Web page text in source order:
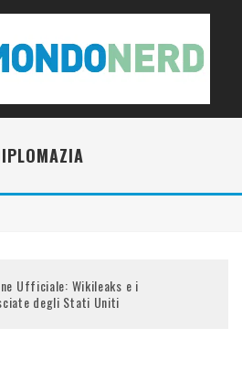
Ufficiale: Wikileaks e i
degli Stati Uniti